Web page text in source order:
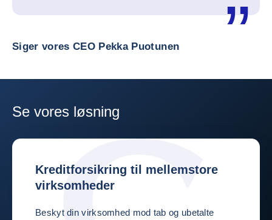
Siger vores CEO Pekka Puotunen
Se vores løsning
Kreditforsikring til mellemstore
virksomheder
Beskyt din virksomhed mod tab og ubetalte